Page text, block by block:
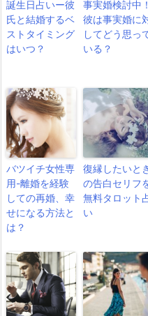
誕生日占いー彼
氏と結婚するベ
ストタイミング
はいつ？
事実婚検討中！
彼は事実婚に
してどう思っ
いる？
バツイチ女性専
用-離婚を経験
しての再婚、幸
せになる方法と
は？
復縁したいと
の告白セリフ
無料タロット
い